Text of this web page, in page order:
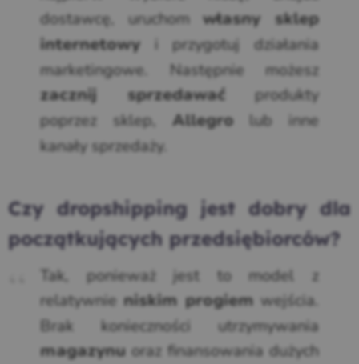
dostawcę, uruchomwłasny sklep
internetowy
i przygotuj działania
marketingowe. Następnie możesz
zacznij sprzedawać
produkty
poprzez sklep,
Allegrolub inne
kanały sprzedaży.
Czy dropshipping jest dobry dla
początkujących przedsiębiorców?
Tak, ponieważ jest to model z
relatywnie niskim progiem wejścia.
Brak konieczności utrzymywania
magazynu oraz finansowania dużych